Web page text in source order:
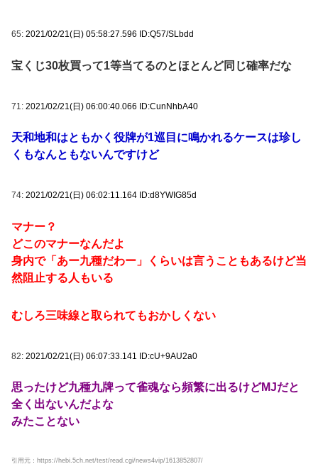
65: 2021/02/21(日) 05:58:27.596 ID:Q57/SLbdd
宝くじ30枚買って1等当てるのとほとんど同じ確率だな
71: 2021/02/21(日) 06:00:40.066 ID:CunNhbA40
天和地和はともかく役牌が1巡目に鳴かれるケースは珍し
くもなんともないんですけど
74: 2021/02/21(日) 06:02:11.164 ID:d8YWIG85d
マナー？
どこのマナーなんだよ
身内で「あー九種だわー」くらいは言うこともあるけど当
然阻止する人もいる
むしろ三味線と取られてもおかしくない
82: 2021/02/21(日) 06:07:33.141 ID:cU+9AU2a0
思ったけど九種九牌って雀魂なら頻繁に出るけどMJだと
全く出ないんだよな
みたことない
引用元：https://hebi.5ch.net/test/read.cgi/news4vip/1613852807/